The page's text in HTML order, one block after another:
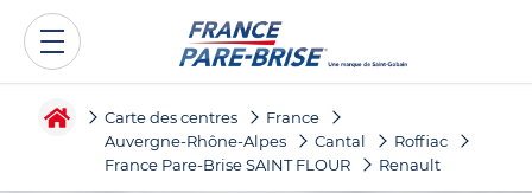
Carte des centres
France
Auvergne-Rhône-Alpes
Cantal
Roffiac
France Pare-Brise SAINT FLOUR
Renault